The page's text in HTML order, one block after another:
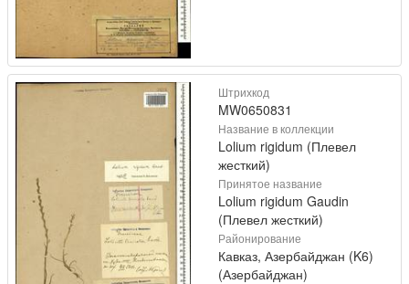
Штрихкод
MW0650831
Название в коллекции
Lolium rigidum (Плевел
жесткий)
Принятое название
Lolium rigidum Gaudin
(Плевел жесткий)
Районирование
Кавказ, Азербайджан (K6)
(Азербайджан)